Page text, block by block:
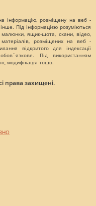
інформацію, розміщену на веб -
Під інформацією розуміються
малюнки, ящик-шота, скани, відео,
розміщених на веб -
відкритого для індексації
Під використанням
модифікація тощо.
права захищені.